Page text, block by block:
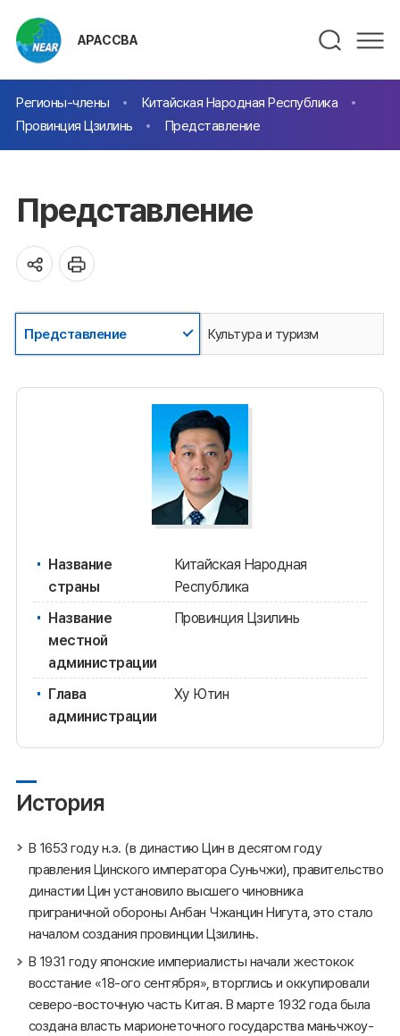
АРАССВА
Регионы-члены
Китайская Народная Республика
Провинция Цзилинь
Представление
Представление
Представление Культура и туризм
Название
страны
Китайская Народная
Республика
Название
местной
администрации
Провинция Цзилинь
Глава
администрации
Ху Ютин
История
В 1653 году н.э. (в династию Цин в десятом году
правления Цинского императора Суньчжи), правительство
династии Цин установило высшего чиновника
приграничной обороны Анбан Чжанцин Нигута, это стало
началом создания провинции Цзилинь.
В 1931 году японские империалисты начали жестокок
восстание «18-ого сентября», вторглись и оккупировали
северо-восточную часть Китая. В марте 1932 года была
создана власть марионеточного государства маньчжоу-